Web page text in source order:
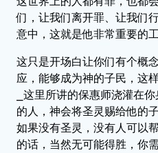
们，让我们离开罪、让我们
意中，这就是他非常重要的工
这只是开场白让你们有个概
应，能够成为神的子民，这
⎯这里所讲的保惠师浇灌在
的人，神会将圣灵赐给他的
如果没有圣灵，没有人可以
的话，当然无可能得胜，你